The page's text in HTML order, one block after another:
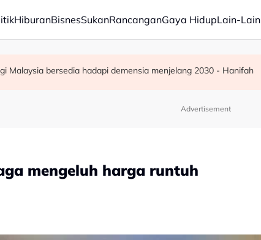
HiburanBisnesSukanRancanganGaya HidupLain-Lain
berkaitan haba kepada hampir 12,000
Malaysia bersedia hadapi demensia menjelang 2030 - Hanifah
cecah 60 hektar, sokongan udara digerakkan
Advertisement
mengeluh harga runtuh